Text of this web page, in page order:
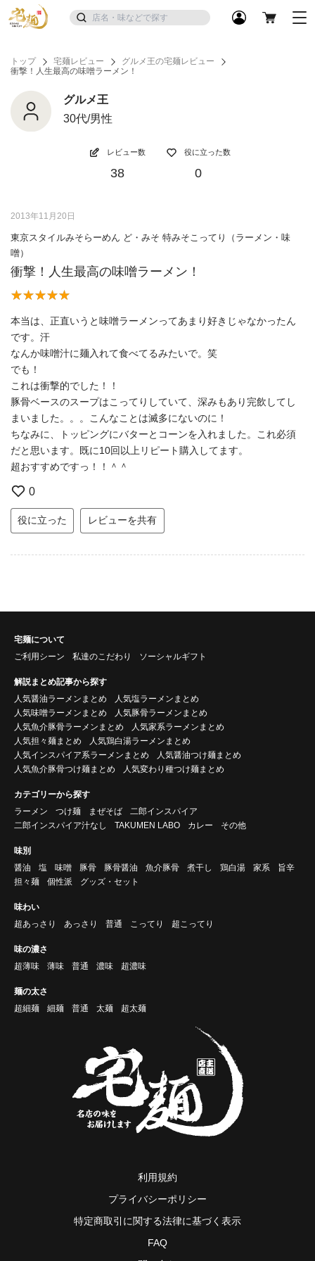
トップ 宅麺レビュー
グルメ王の宅麺レビュー
衝撃！人生最高の味噌ラーメン！
グルメ王
30代/男性
レビュー数
38
役に立った数
0
2013年11月20日
東京スタイルみそらーめん ど・みそ 特みそこってり（ラーメン・味
噌）
衝撃！人生最高の味噌ラーメン！
本当は、正直いうと味噌ラーメンってあまり好きじゃなかったん
です。汗
なんか味噌汁に麺入れて食べてるみたいで。笑
でも！
これは衝撃的でした！！
豚骨ベースのスープはこってりしていて、深みもあり完飲してし
まいました。。。こんなことは滅多にないのに！
ちなみに、トッピングにバターとコーンを入れました。これ必須
だと思います。既に10回以上リピート購入してます。
超おすすめですっ！！＾＾
0
役に立った レビューを共有
宅麺について
ご利用シーン
私達のこだわり ソーシャルギフト
解説まとめ記事から探す
人気醤油ラーメンまとめ
人気塩ラーメンまとめ
人気味噌ラーメンまとめ
人気豚骨ラーメンまとめ
人気魚介豚骨ラーメンまとめ
人気家系ラーメンまとめ
人気担々麺まとめ
人気鶏白湯ラーメンまとめ
人気インスパイア系ラーメンまとめ
人気醤油つけ麺まとめ
人気魚介豚骨つけ麺まとめ
人気変わり種つけ麺まとめ
カテゴリーから探す
ラーメン
つけ麺 まぜそば
二郎インスパイア
二郎インスパイア汁なし
TAKUMEN LABO カレー その他
味別
醤油
塩 味噌 豚骨 豚骨醤油 魚介豚骨 煮干し 鶏白湯 家系
旨辛
担々麺
個性派 グッズ・セット
味わい
超あっさり
あっさり 普通 こってり 超こってり
味の濃さ
超薄味
薄味 普通 濃味 超濃味
麺の太さ
超細麺
細麺 普通 太麺 超太麺
利用規約
プライバシーポリシー
特定商取引に関する法律に基づく表示
FAQ